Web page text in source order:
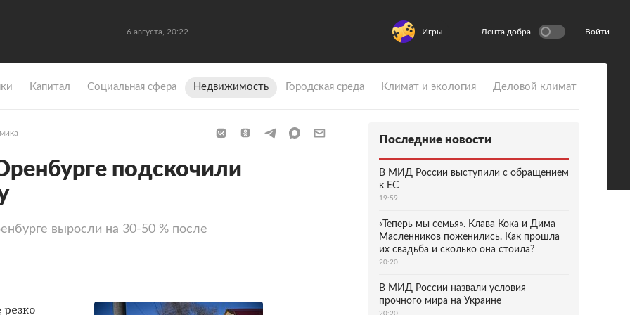
6 августа, 20:22 Игры Лента добра Войти
Капитал Социальная сфера Недвижимость Городская среда Климат и экология Деловой климат
подскочили
выросли на 30-50 % после
резко
Последние новости
В МИД России выступили с обращением
к ЕС
19:59
«Теперь мы семья». Клава Кока и Дима
Масленников поженились. Как прошла
их свадьба и сколько она стоила?
20:20
В МИД России назвали условия
прочного мира на Украине
20:20